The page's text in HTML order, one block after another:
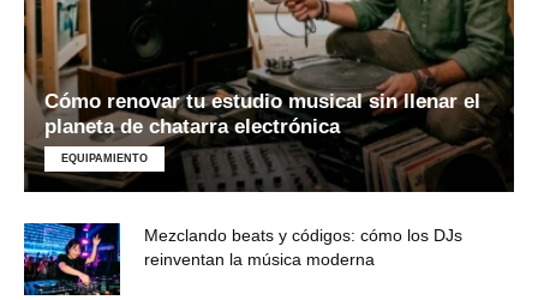
Cómo renovar tu estudio musical sin llenar el
planeta de chatarra electrónica
EQUIPAMIENTO
Mezclando beats y códigos: cómo los DJs
reinventan la música moderna